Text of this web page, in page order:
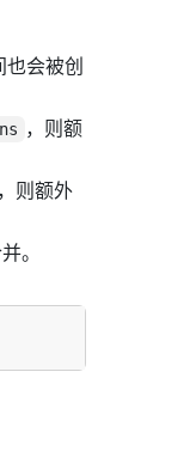
也会被创
，则额
则额外
。